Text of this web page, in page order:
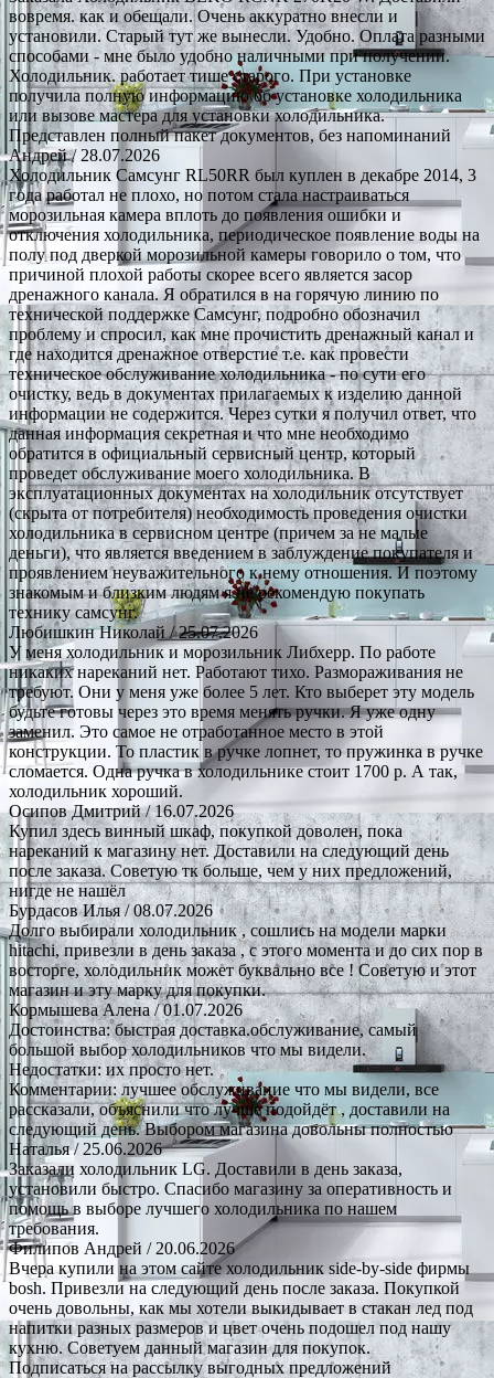
вовремя. как и обещали. Очень аккуратно внесли и
установили. Старый тут же вынесли. Удобно. Оплата разными
способами - мне было удобно наличными при получении.
Холодильник. работает тише старого. При установке
получила полную информацию об установке холодильника
или вызове мастера для установки холодильника.
Представлен полный пакет документов, без напоминаний
Андрей/ 28.07.2026
Холодильник Самсунг RL50RR был куплен в декабре 2014, 3
года работал не плохо, но потом стала настраиваться
морозильная камера вплоть до появления ошибки и
отключения холодильника, периодическое появление воды на
полу под дверкой морозильной камеры говорило о том, что
причиной плохой работы скорее всего является засор
дренажного канала. Я обратился в на горячую линию по
технической поддержке Самсунг, подробно обозначил
проблему и спросил, как мне прочистить дренажный канал и
где находится дренажное отверстие т.е. как провести
техническое обслуживание холодильника - по сути его
очистку, ведь в документах прилагаемых к изделию данной
информации не содержится. Через сутки я получил ответ, что
данная информация секретная и что мне необходимо
обратится в официальный сервисный центр, который
проведет обслуживание моего холодильника. В
эксплуатационных документах на холодильник отсутствует
(скрыта от потребителя) необходимость проведения очистки
холодильника в сервисном центре (причем за не малые
деньги), что является введением в заблуждение покупателя и
проявлением неуважительного к нему отношения. И поэтому
знакомым и близким людям я не рекомендую покупать
технику самсунг.
Любишкин Николай/ 25.07.2026
У меня холодильник и морозильник Либхерр. По работе
никаких нареканий нет. Работают тихо. Размораживания не
требуют. Они у меня уже более 5 лет. Кто выберет эту модель
будьте готовы через это время менять ручки. Я уже одну
заменил. Это самое не отработанное место в этой
конструкции. То пластик в ручке лопнет, то пружинка в ручке
сломается. Одна ручка в холодильнике стоит 1700 р. А так,
холодильник хороший.
Осипов Дмитрий/ 16.07.2026
Купил здесь винный шкаф, покупкой доволен, пока
нареканий к магазину нет. Доставили на следующий день
после заказа. Советую тк больше, чем у них предложений,
нигде не нашёл
Бурдасов Илья/ 08.07.2026
Долго выбирали холодильник , сошлись на модели марки
hitachi, привезли в день заказа , с этого момента и до сих пор в
восторге, холодильник может буквально все ! Советую и этот
магазин и эту марку для покупки.
Кормышева Алена/ 01.07.2026
Достоинства: быстрая доставка.обслуживание, самый
большой выбор холодильников что мы видели.
Недостатки: их просто нет.
Комментарии: лучшее обслуживание что мы видели, все
рассказали, объяснили что лучше подойдёт , доставили на
следующий день. Выбором магазина довольны полностью
Наталья/ 25.06.2026
Заказали холодильник LG. Доставили в день заказа,
установили быстро. Спасибо магазину за оперативность и
помощь в выборе лучшего холодильника по нашем
требования.
Филипов Андрей / 20.06.2026
Вчера купили на этом сайте холодильник side-by-side фирмы
bosh. Привезли на следующий день после заказа. Покупкой
очень довольны, как мы хотели выкидывает в стакан лед под
напитки разных размеров и цвет очень подошел под нашу
кухню. Советуем данный магазин для покупок.
Подписаться на рассылку выгодных предложений